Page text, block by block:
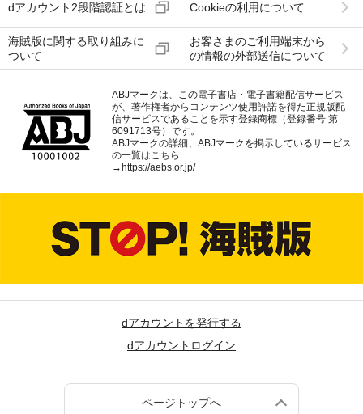
dアカウント2段階認証とは Cookieの利用について
海賊版に関する取り組みに
ついて
お客さまのご利用端末から
の情報の外部送信について
ABJマークは、この電子書店・電子書籍配信サービス
が、著作権者からコンテンツ使用許諾を得た正規版配
信サービスであることを示す登録商標（登録番号 第
6091713号）です。
ABJマークの詳細、ABJマークを掲示しているサービス
の一覧はこちら
→ https://aebs.or.jp/
dアカウントを発行する
dアカウントログイン
ページトップへ